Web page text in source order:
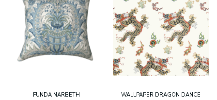
FUNDA NARBETH WALLPAPER DRAGON DANCE